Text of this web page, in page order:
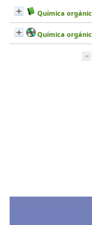
Química
Química